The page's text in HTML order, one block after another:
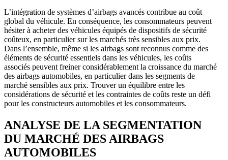
L’intégration de systèmes d’airbags avancés contribue au coût
global du véhicule. En conséquence, les consommateurs peuvent
hésiter à acheter des véhicules équipés de dispositifs de sécurité
coûteux, en particulier sur les marchés très sensibles aux prix.
Dans l’ensemble, même si les airbags sont reconnus comme des
éléments de sécurité essentiels dans les véhicules, les coûts
associés peuvent freiner considérablement la croissance du marché
des airbags automobiles, en particulier dans les segments de
marché sensibles aux prix. Trouver un équilibre entre les
considérations de sécurité et les contraintes de coûts reste un défi
pour les constructeurs automobiles et les consommateurs.
ANALYSE DE LA SEGMENTATION
DU MARCHÉ DES AIRBAGS
AUTOMOBILES